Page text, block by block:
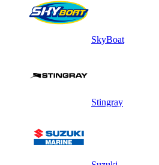
SkyBoat
Stingray